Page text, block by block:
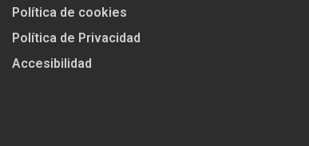
Política de cookies
Política de Privacidad
Accesibilidad